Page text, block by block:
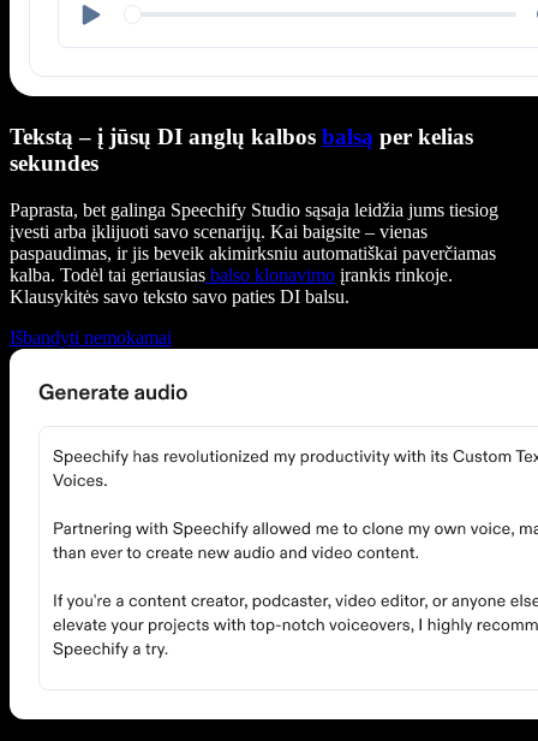
Tekstą – į jūsų DI anglų kalbos balsą per kelias
sekundes
Paprasta, bet galinga Speechify Studio sąsaja leidžia jums tiesiog
įvesti arba įklijuoti savo scenarijų. Kai baigsite – vienas
paspaudimas, ir jis beveik akimirksniu automatiškai paverčiamas
kalba. Todėl tai geriausias balso klonavimo įrankis rinkoje.
Klausykitės savo teksto savo paties DI balsu.
Išbandyti nemokamai